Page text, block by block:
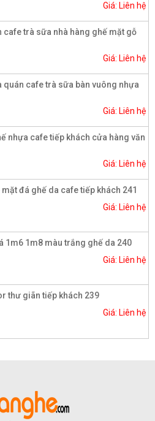
Giá: Liên hệ
cafe trà sữa nhà hàng ghế mặt gỗ
Giá: Liên hệ
quán cafe trà sữa bàn vuông nhựa
Giá: Liên hệ
nhựa cafe tiếp khách cửa hàng văn
Giá: Liên hệ
đá ghế da cafe tiếp khách 241
Giá: Liên hệ
1m6 1m8 màu trắng ghế da 240
Giá: Liên hệ
thư giãn tiếp khách 239
Giá: Liên hệ